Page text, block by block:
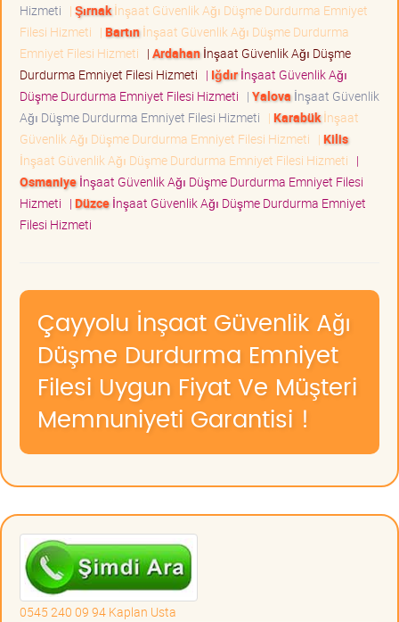
Hizmeti | Şırnakİnşaat Güvenlik Ağı Düşme Durdurma Emniyet
Filesi Hizmeti | Bartınİnşaat Güvenlik Ağı Düşme Durdurma
Emniyet Filesi Hizmeti | Ardahanİnşaat Güvenlik Ağı Düşme
Durdurma Emniyet Filesi Hizmeti | Iğdırİnşaat Güvenlik Ağı
Düşme Durdurma Emniyet Filesi Hizmeti | Yalova İnşaat Güvenlik
Ağı Düşme Durdurma Emniyet Filesi Hizmeti | Karabükİnşaat
Güvenlik Ağı Düşme Durdurma Emniyet Filesi Hizmeti | Kilis
İnşaat Güvenlik Ağı Düşme Durdurma Emniyet Filesi Hizmeti |
Osmaniyeİnşaat Güvenlik Ağı Düşme Durdurma Emniyet Filesi
Hizmeti | Düzceİnşaat Güvenlik Ağı Düşme Durdurma Emniyet
Filesi Hizmeti
Çayyolu İnşaat Güvenlik Ağı
Düşme Durdurma Emniyet
Filesi Uygun Fiyat Ve Müşteri
Memnuniyeti Garantisi !
0545 240 09 94 Kaplan Usta